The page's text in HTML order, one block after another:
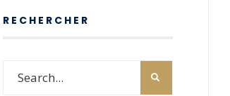
RECHERCHER